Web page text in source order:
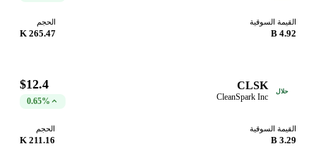
القيمة السوقية
4.92 B
الحجم
265.47 K
حلال CLSK
CleanSpark Inc
$12.4
0.65%
القيمة السوقية
3.29 B
الحجم
211.16 K